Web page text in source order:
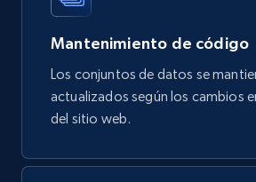
URL, Review id, Reviewer name,
Review rating, Review, Found
eCommerce
740+ 39+
Mantenimiento de código
Los conjuntos de datos se
actualizados según los cambios
del sitio web.